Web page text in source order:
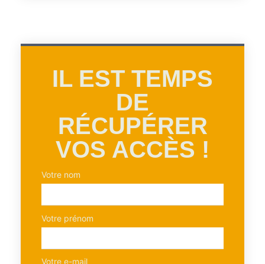
IL EST TEMPS
DE
RÉCUPÉRER
VOS ACCÈS !
Votre nom
Votre prénom
Votre e-mail